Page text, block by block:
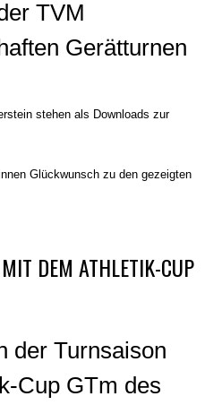
TVM
Gerätturnen
stehen als Downloads zur
Glückwunsch zu den gezeigten
DEM ATHLETIK-CUP
der Turnsaison
Cup GTm des